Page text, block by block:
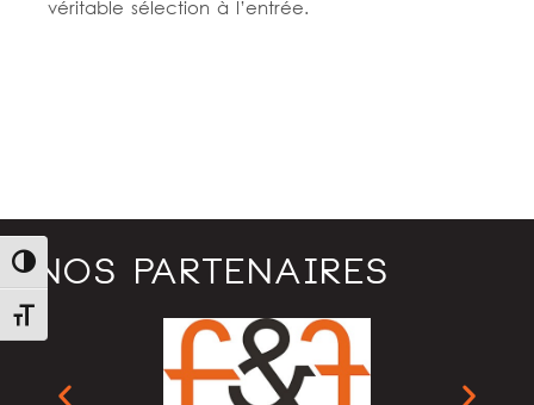
Passer en contraste élevé
Changer la taille de la police
véritable sélection à l’entrée.
NOS PARTENAIRES